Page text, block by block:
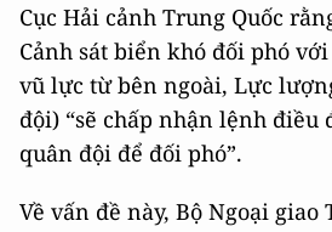
Cục Hải cảnh Trung Quốc
Cảnh sát biển khó đối phó
vũ lực từ bên ngoài, Lực
đội) “sẽ chấp nhận lệnh
quân đội để đối phó”.
Về vấn đề này, Bộ Ngoại giao